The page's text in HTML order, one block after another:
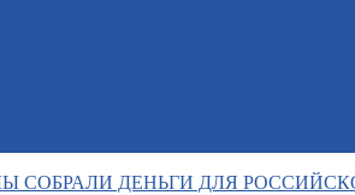
СОБРАЛИ ДЕНЬГИ ДЛЯ